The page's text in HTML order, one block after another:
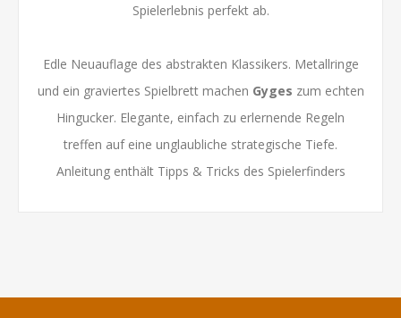
Spielerlebnis perfekt ab.
Edle Neuauflage des abstrakten Klassikers. Metallringe
und ein graviertes Spielbrett machen Gyges zum echten
Hingucker. Elegante, einfach zu erlernende Regeln
treffen auf eine unglaubliche strategische Tiefe.
Anleitung enthält Tipps & Tricks des Spielerfinders